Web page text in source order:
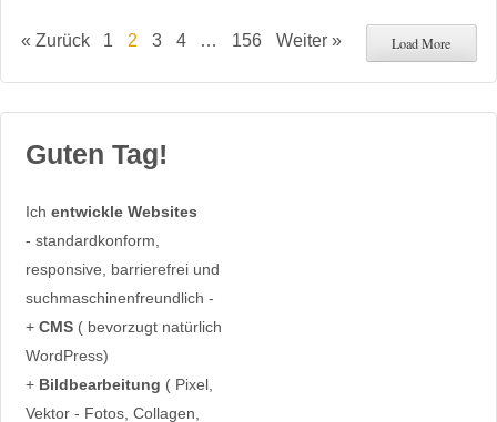
« Zurück 1 2 3 4 … 156 Weiter » Load More
Guten Tag!
Ich entwickle Websites
- standardkonform,
responsive, barrierefrei und
suchmaschinenfreundlich -
+ CMS( bevorzugt natürlich
WordPress)
+ Bildbearbeitung ( Pixel,
Vektor - Fotos, Collagen,